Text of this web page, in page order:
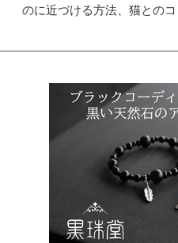
のに近づける方法、猫との